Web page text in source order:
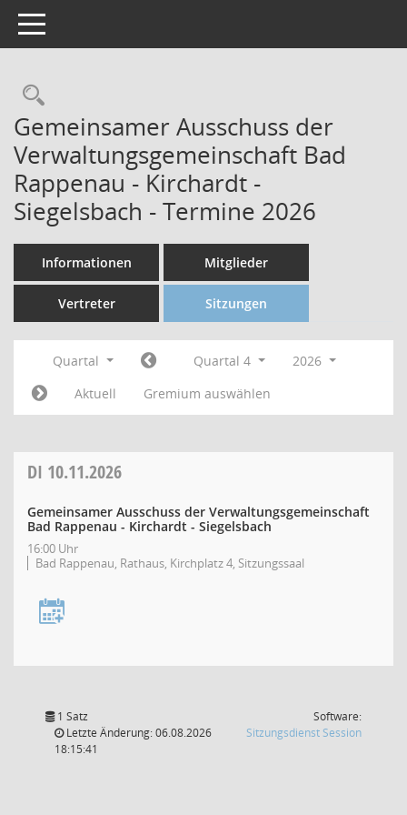
Toggle navigation
Gemeinsamer Ausschuss der
Verwaltungsgemeinschaft Bad
Rappenau - Kirchardt -
Siegelsbach - Termine 2026
Informationen Mitglieder
Vertreter Sitzungen
Quartal Quartal 4
2026
Aktuell
Gremium auswählen
DI 10.11.2026
Gemeinsamer Ausschuss der Verwaltungsgemeinschaft
Bad Rappenau - Kirchardt - Siegelsbach
16:00 Uhr
Bad Rappenau, Rathaus, Kirchplatz 4, Sitzungssaal
1 Satz
Letzte Änderung: 06.08.2026
18:15:41
Software:
Sitzungsdienst Session(Wird in